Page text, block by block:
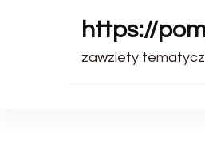
https://
zawziety